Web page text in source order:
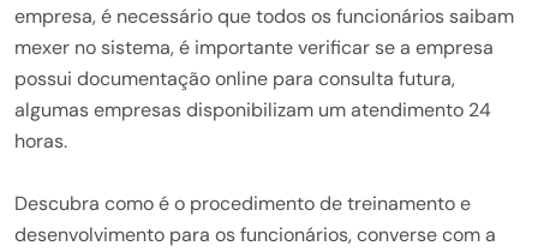
empresa, é necessário que todos os funcionários saibam
mexer no sistema, é importante verificar se a empresa
possui documentação online para consulta futura,
algumas empresas disponibilizam um atendimento 24
horas.
Descubra como é o procedimento de treinamento e
desenvolvimento para os funcionários, converse com a